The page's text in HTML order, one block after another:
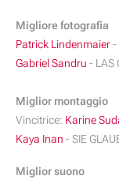
Migliore fotografia
Patrick Lindenmaier-
Gabriel Sandru - LAS
Miglior montaggio
Vincitrice: Karine
Kaya Inan - SIE
Miglior suono